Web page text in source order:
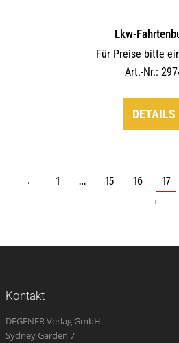
Lkw-
Für Preise bitte
Art.-Nr.:
DETAILS
← 1 … 15 16 17
→
Kontakt
DEGENER Verlag GmbH
Sydney Garden 7